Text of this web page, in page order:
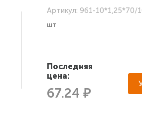
Артикул: 961-10*1,25*70/
шт
Последняя
цена:
67.24 ₽